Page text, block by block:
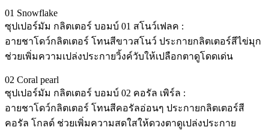
01 Snowflake
ซุปเปอร์มัม กลิตเตอร์ บอมบ์ 01 สโนว์เฟลค :
อายชาโดว์กลิตเตอร์ โทนสีขาวสโนว์ ประกายกลิตเตอร์สีไข่มุก
ช่วยเพิ่มความเปล่งประกายวิ้งค์วับให้เปลือกตาดูโดดเด่น
02 Coral pearl
ซุปเปอร์มัม กลิตเตอร์ บอมบ์ 02 คอรัล เพิร์ล :
อายชาโดว์กลิตเตอร์ โทนสีคอรัลอ่อนๆ ประกายกลิตเตอร์สี
คอรัล โกลด์ ช่วยเพิ่มความสดใสให้ดวงตาดูเปล่งประกาย